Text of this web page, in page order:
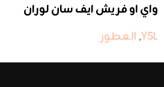
واي او فريش ايف سان لوران
YSL
, العطور